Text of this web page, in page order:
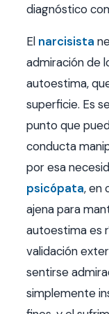
diagnóstico
El narcisista
admiración de
autoestima,
superficie. Es
punto que
conducta
por esa
psicópata, en
ajena para
autoestima es
validación
sentirse
simplemente